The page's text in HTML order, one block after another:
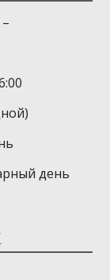
день